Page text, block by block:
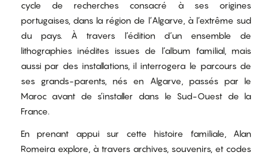
cycle de recherches consacré à ses origines
portugaises, dans la région de l’Algarve, à l’extrême sud
du pays. À travers l’édition d’un ensemble de
lithographies inédites issues de l’album familial, mais
aussi par des installations, il interrogera le parcours de
ses grands-parents, nés en Algarve, passés par le
Maroc avant de s’installer dans le Sud-Ouest de la
France.
En prenant appui sur cette histoire familiale, Alan
Romeira explore, à travers archives, souvenirs, et codes